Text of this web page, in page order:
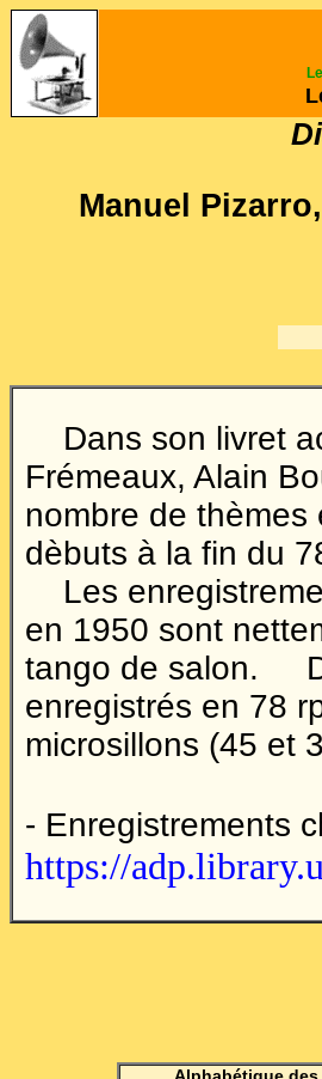
Manuel Pizarro,
Dans son livret
Frémeaux, Alain
nombre de thèmes
dèbuts à la fin du
Les
en 1950 sont
tango de salon.
enregistrés en 78
microsillons (45 et
- Enregistrements
https://